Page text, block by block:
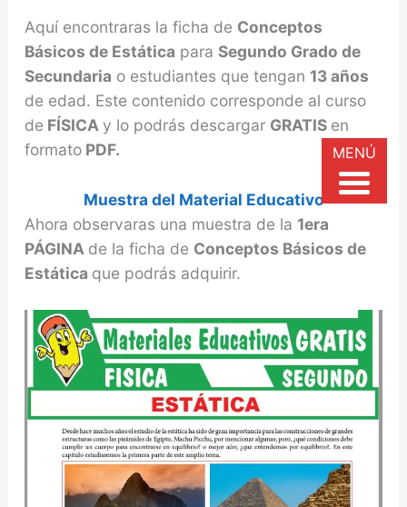
Aquí encontraras la ficha de Conceptos
Básicos de Estática para Segundo Grado de
Secundaria o estudiantes que tengan 13 años
de edad. Este contenido corresponde al curso
de FÍSICA y lo podrás descargar GRATIS en
formatoPDF.
Muestra del Material Educativo
Ahora observaras una muestra de la 1era
PÁGINA de la ficha de Conceptos Básicos de
Estática que podrás adquirir.
MENÚ